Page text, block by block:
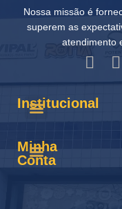
Nossa missão é
superem as
atendimento
Institucional
Minha
Conta